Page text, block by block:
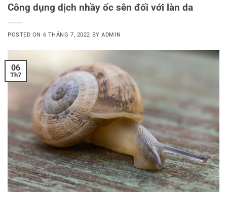
Công dụng dịch nhầy ốc sên đối với làn da
POSTED ON 6 THÁNG 7, 2022 BYADMIN
06
Th7